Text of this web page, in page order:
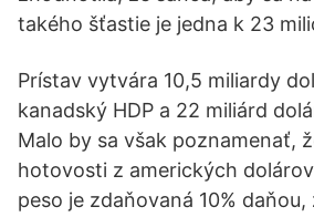
takého šťastie je jedna k 23
Prístav vytvára 10,5 miliardy
kanadský HDP a 22 miliárd
Malo by sa však poznamenať,
hotovosti z amerických
peso je zdaňovaná 10%